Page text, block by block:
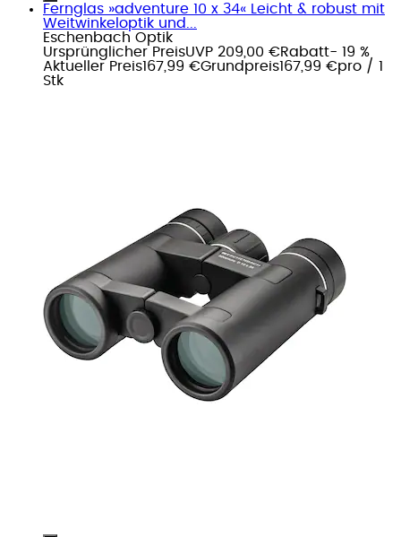
Fernglas »adventure 10 x 34« Leicht & robust mit
Weitwinkeloptik und...
Eschenbach Optik
Ursprünglicher PreisUVP 209,00 €Rabatt- 19 %
Aktueller Preis167,99 €Grundpreis167,99 €pro / 1
Stk